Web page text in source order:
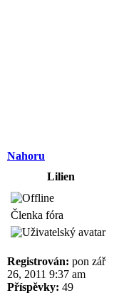
Nahoru
Lilien
Členka fóra
Registrován: pon zář
26, 2011 9:37 am
Příspěvky: 49